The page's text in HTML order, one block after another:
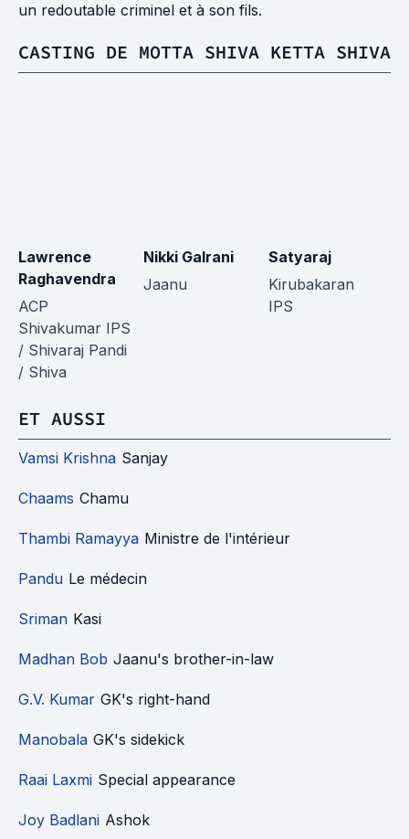
un redoutable criminel et à son fils.
CASTING DE MOTTA SHIVA KETTA SHIVA
Lawrence
Raghavendra
ACP
Shivakumar IPS
/ Shivaraj Pandi
/ Shiva
Nikki Galrani
Jaanu
Satyaraj
Kirubakaran
IPS
ET AUSSI
Vamsi Krishna Sanjay
Chaams Chamu
Thambi Ramayya Ministre de l'intérieur
Pandu Le médecin
Sriman Kasi
Madhan Bob Jaanu's brother-in-law
G.V. Kumar GK's right-hand
Manobala GK's sidekick
Raai Laxmi Special appearance
Joy Badlani Ashok